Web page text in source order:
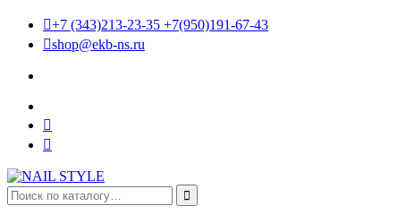
+7 (343)213-23-35 +7(950)191-67-43
shop@ekb-ns.ru